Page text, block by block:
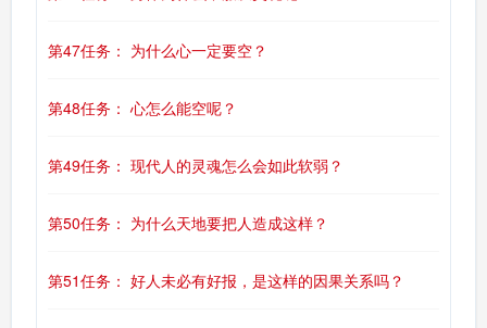
第47任务： 为什么心一定要空？
第48任务： 心怎么能空呢？
第49任务： 现代人的灵魂怎么会如此软弱？
第50任务： 为什么天地要把人造成这样？
第51任务： 好人未必有好报，是这样的因果关系吗？